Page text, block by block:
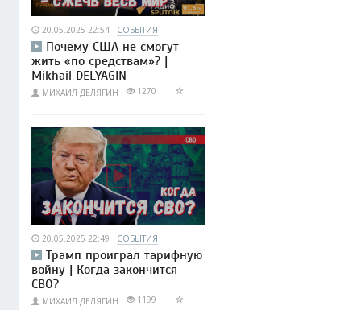
20.05.2025 22:54 СОБЫТИЯ
Почему США не смогут
жить «по средствам»? |
Mikhail DELYAGIN
МИХАИЛ ДЕЛЯГИН 1270
20.05.2025 22:49 СОБЫТИЯ
Трамп проиграл тарифную
войну | Когда закончится
СВО?
МИХАИЛ ДЕЛЯГИН 1199